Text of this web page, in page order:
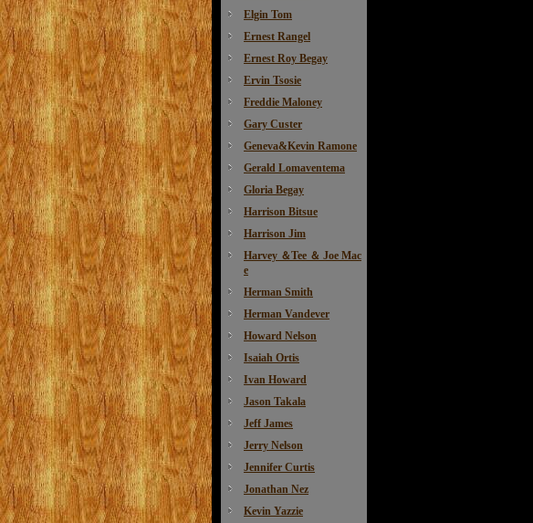
Elgin Tom
Ernest Rangel
Ernest Roy Begay
Ervin Tsosie
Freddie Maloney
Gary Custer
Geneva&Kevin Ramone
Gerald Lomaventema
Gloria Begay
Harrison Bitsue
Harrison Jim
Harvey ＆Tee ＆ Joe Mac
e
Herman Smith
Herman Vandever
Howard Nelson
Isaiah Ortis
Ivan Howard
Jason Takala
Jeff James
Jerry Nelson
Jennifer Curtis
Jonathan Nez
Kevin Yazzie